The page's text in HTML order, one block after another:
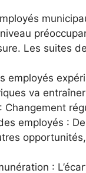
Les suites
employés
va
Changement
employés :
: